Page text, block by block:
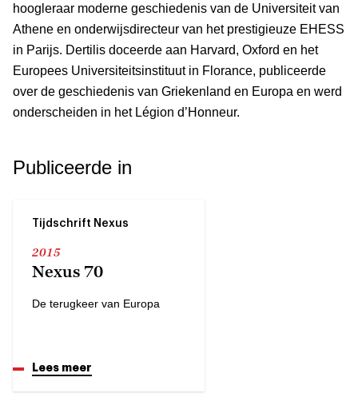
hoogleraar moderne geschiedenis van de Universiteit van
Athene en onderwijsdirecteur van het prestigieuze EHESS
in Parijs. Dertilis doceerde aan Harvard, Oxford en het
Europees Universiteitsinstituut in Florance, publiceerde
over de geschiedenis van Griekenland en Europa en werd
onderscheiden in het Légion d’Honneur.
Publiceerde in
Tijdschrift Nexus
2015
Nexus 70
De terugkeer van Europa
Lees meer